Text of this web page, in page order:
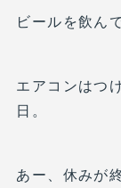
ビールを飲ん
エアコンはつ
日。
あー、休みが